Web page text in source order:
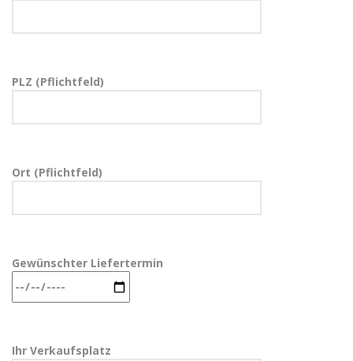
PLZ (Pflichtfeld)
Ort (Pflichtfeld)
Gewünschter Liefertermin
Ihr Verkaufsplatz